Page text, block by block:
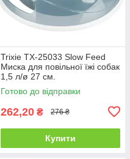
Trixie TX-25033 Slow Feed
Миска для повільної їжі собак
1,5 л/ø 27 см.
Готово до відправки
262,20 ₴ 276 ₴
Купити